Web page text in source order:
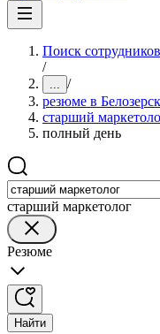
Поиск
/
... /
резюме в
старший
полный день
старший маркетолог
Резюме
Найти